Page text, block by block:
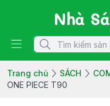
Nhà
Trang chủ SÁCH
ONE PIECE T90